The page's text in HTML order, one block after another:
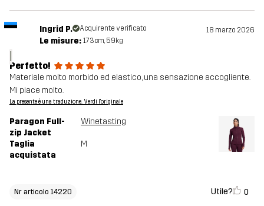
I
Ingrid P. Acquirente verificato 18 marzo 2026
Le misure: 173cm, 59kg
Perfetto!
Materiale molto morbido ed elastico, una sensazione accogliente.
Mi piace molto.
La presente è una traduzione. Verdi l'originale
Paragon Full-
zip Jacket
Winetasting
Taglia
acquistata
M
Nr articolo 14220 Utile? 0